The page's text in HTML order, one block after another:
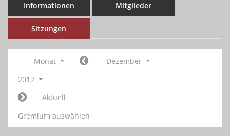
Informationen Mitglieder
Sitzungen
Monat
Dezember
2012
Aktuell
Gremium auswählen